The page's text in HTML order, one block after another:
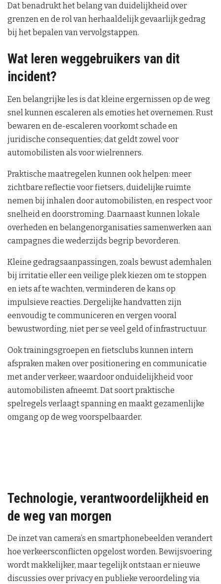
Dat benadrukt het belang van duidelijkheid over
grenzen en de rol van herhaaldelijk gevaarlijk gedrag
bij het bepalen van vervolgstappen.
Wat leren weggebruikers van dit
incident?
Een belangrijke les is dat kleine ergernissen op de weg
snel kunnen escaleren als emoties het overnemen. Rust
bewaren en de-escaleren voorkomt schade en
juridische consequenties; dat geldt zowel voor
automobilisten als voor wielrenners.
Praktische maatregelen kunnen ook helpen: meer
zichtbare reflectie voor fietsers, duidelijke ruimte
nemen bij inhalen door automobilisten, en respect voor
snelheid en doorstroming. Daarnaast kunnen lokale
overheden en belangenorganisaties samenwerken aan
campagnes die wederzijds begrip bevorderen.
Kleine gedragsaanpassingen, zoals bewust ademhalen
bij irritatie eller een veilige plek kiezen om te stoppen
en iets af te wachten, verminderen de kans op
impulsieve reacties. Dergelijke handvatten zijn
eenvoudig te communiceren en vergen vooral
bewustwording, niet per se veel geld of infrastructuur.
Ook trainingsgroepen en fietsclubs kunnen intern
afspraken maken over positionering en communicatie
met ander verkeer, waardoor onduidelijkheid voor
automobilisten afneemt. Dat soort praktische
spelregels verlaagt spanning en maakt gezamenlijke
omgang op de weg voorspelbaarder.
Technologie, verantwoordelijkheid en
de weg van morgen
De inzet van camera’s en smartphonebeelden verandert
hoe verkeersconflicten opgelost worden. Bewijsvoering
wordt makkelijker, maar tegelijk ontstaan er nieuwe
discussies over privacy en publieke veroordeling via